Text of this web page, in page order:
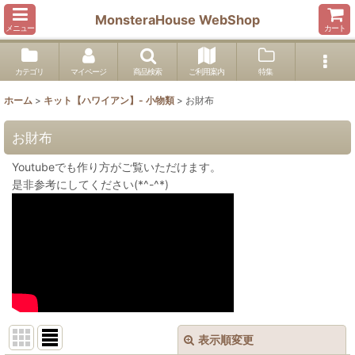
メニュー
MonsteraHouse WebShop
カート
カテゴリ マイページ 商品検索 ご利用案内 特集
ホーム > キット【ハワイアン】- 小物類 > お財布
お財布
Youtubeでも作り方がご覧いただけます。
是非参考にしてください(*^-^*)
表示順変更